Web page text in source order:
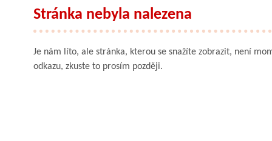
Stránka nebyla nalezena
Je nám líto, ale stránka, kterou se snažíte zobrazit, není
odkazu, zkuste to prosím později.